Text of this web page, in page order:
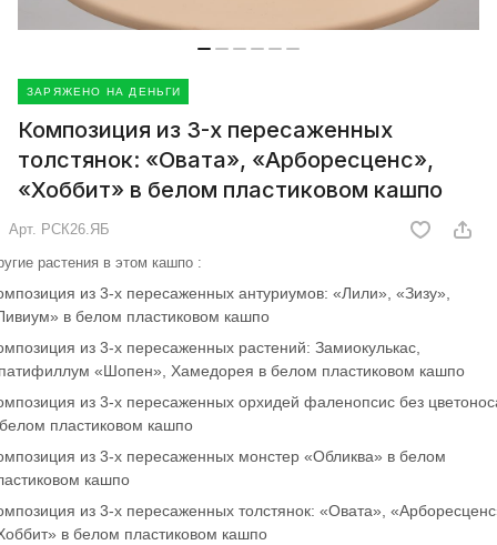
ЗАРЯЖЕНО НА ДЕНЬГИ
Композиция из 3-х пересаженных
толстянок: «Овата», «Арборесценс»,
«Хоббит» в белом пластиковом кашпо
Арт. РСК26.ЯБ
растения в этом кашпо :
из 3-х пересаженных антуриумов: «Лили», «Зизу»,
в белом пластиковом кашпо
из 3-х пересаженных растений: Замиокулькас,
«Шопен», Хамедорея в белом пластиковом кашпо
из 3-х пересаженных орхидей фаленопсис без
пластиковом кашпо
из 3-х пересаженных монстер «Обликва» в белом
кашпо
из 3-х пересаженных толстянок: «Овата»,
в белом пластиковом кашпо